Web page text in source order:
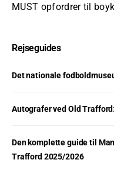
MUST opfordrer til
Rejseguides
Det nationale
Autografer ved Old
Den komplette guide til
Trafford 2025/2026